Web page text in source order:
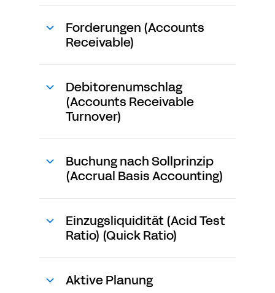
Forderungen (Accounts
Receivable)
Debitorenumschlag
(Accounts Receivable
Turnover)
Buchung nach Sollprinzip
(Accrual Basis Accounting)
Einzugsliquidität (Acid Test
Ratio) (Quick Ratio)
Aktive Planung